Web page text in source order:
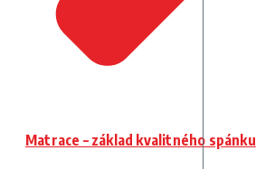
Matrace – základ kvalitného spánku